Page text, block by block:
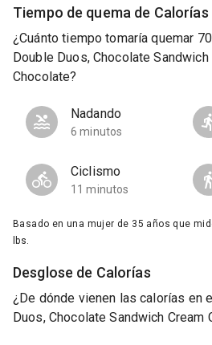
Tiempo de quema de Calorías
¿Cuánto tiempo tomaría quemar
Double Duos, Chocolate
Chocolate?
Nadando
6 minutos
Ciclismo
11 minutos
Basado en una mujer de 35 años que
lbs.
Desglose de Calorías
¿De dónde vienen las calorías en
Duos, Chocolate Sandwich Cream